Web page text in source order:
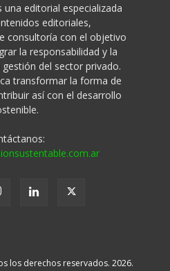
una editorial especializada
editoriales,
consultoría con el objetivo
la responsabilidad y la
del sector privado.
transformar la forma de
así con el desarrollo
los derechos reservados. 2026.